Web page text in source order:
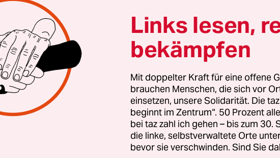
Es war ein Kraftakt. Doch zwei Jahre Kleinstarbeit für das
Buchprojekt des Berliner Büchertischs haben sich gelohnt:
kocht" ist kein normales Kochbuch. "Es geht um das Rezept
Rezept", sagt Herausgeberin und Büchertisch-Gründerin
Lichtwer. Sie meint die Einsicht in die alltäglichen
(Über-)Lebensstrategien von 55 Kreuzberger Initiativen, die
Interviews vorgestellt werden.
Jeweils drei Seiten des kleinen Buches nehmen die
das Projektteam der sozial orientierten Buchhandlung
Links lesen,
bekämpfen
Mit doppelter Kraft für eine offene
brauchen Menschen, die sich vor
einsetzen, unsere Solidarität. Die
beginnt im Zentrum“. 50 Prozent
bei taz zahl ich gehen – bis zum
die linke, selbstverwaltete Orte
bevor sie verschwinden. Sind Sie